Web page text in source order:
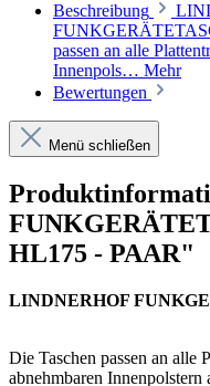
Beschreibung
passen an alle
Innenpols… Mehr
Bewertungen
Menü schließen
HL175 - PAAR"
LINDNERHOF
Die Taschen passen an alle
abnehmbaren